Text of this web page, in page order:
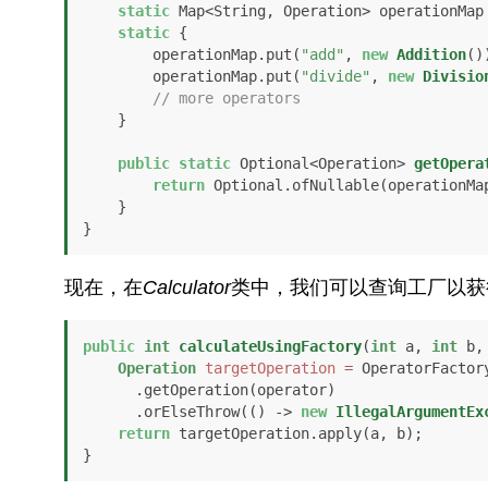
static Map<String, Operation>
static {
        operationMap.put(
"add" , new Addition
        operationMap.put(
"divide" , new
// more operators
public static Optional<Operation>
return
}
现在，在Calculator类中，我们可以查询工厂以
public int calculateUsingFactory(int a, int b,
Operation targetOperation =
      .orElseThrow(() ->
new
return targetOperation.apply(a, b);
}